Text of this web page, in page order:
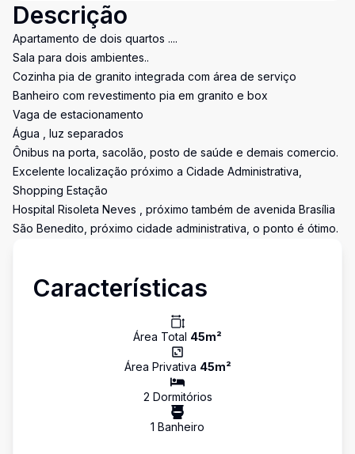
Descrição
Apartamento de dois quartos ....
Sala para dois ambientes..
Cozinha pia de granito integrada com área de serviço
Banheiro com revestimento pia em granito e box
Vaga de estacionamento
Água , luz separados
Ônibus na porta, sacolão, posto de saúde e demais comercio.
Excelente localização próximo a Cidade Administrativa,
Shopping Estação
Hospital Risoleta Neves , próximo também de avenida Brasília
São Benedito, próximo cidade administrativa, o ponto é ótimo.
Características
Área Total 45m²
Área Privativa 45m²
2 Dormitórios
1 Banheiro